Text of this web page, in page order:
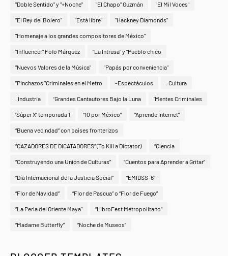
"Doble Sentido" y "+Noche" "El Chapo" Guzmán "El Mil Voces"
"El Rey del Bolero" "Está libre" "Hackney Diamonds"
"Homenaje a los grandes compositores de México"
"Influencer" Fofo Márquez "La Intrusa" y "Pueblo chico
"Nuevos Valores de la Música" "Papás por conveniencia"
"Pinchazos "Criminales en el Metro -Espectáculos . Cultura
. Industria ‘Grandes Cantautores Bajo la Luna ‘Mentes Criminales
‘Súper X’ temporada 1 “10 por México” “Aprende Internet”
“Buena vecindad” con países fronterizos
“CAZADORES DE DICATADORES” (To Kill a Dictator) “Ciencia
“Construyendo una Unión de Culturas” “Cuentos para Aprender a Gritar”
“Día Internacional de la Justicia Social” “EMIDSS-6”
“Flor de Navidad” “Flor de Pascua” o “Flor de Fuego”
“La Perla del Oriente Maya" “LibroFest Metropolitano”
“Madame Butterfly” “Noche de Museos”